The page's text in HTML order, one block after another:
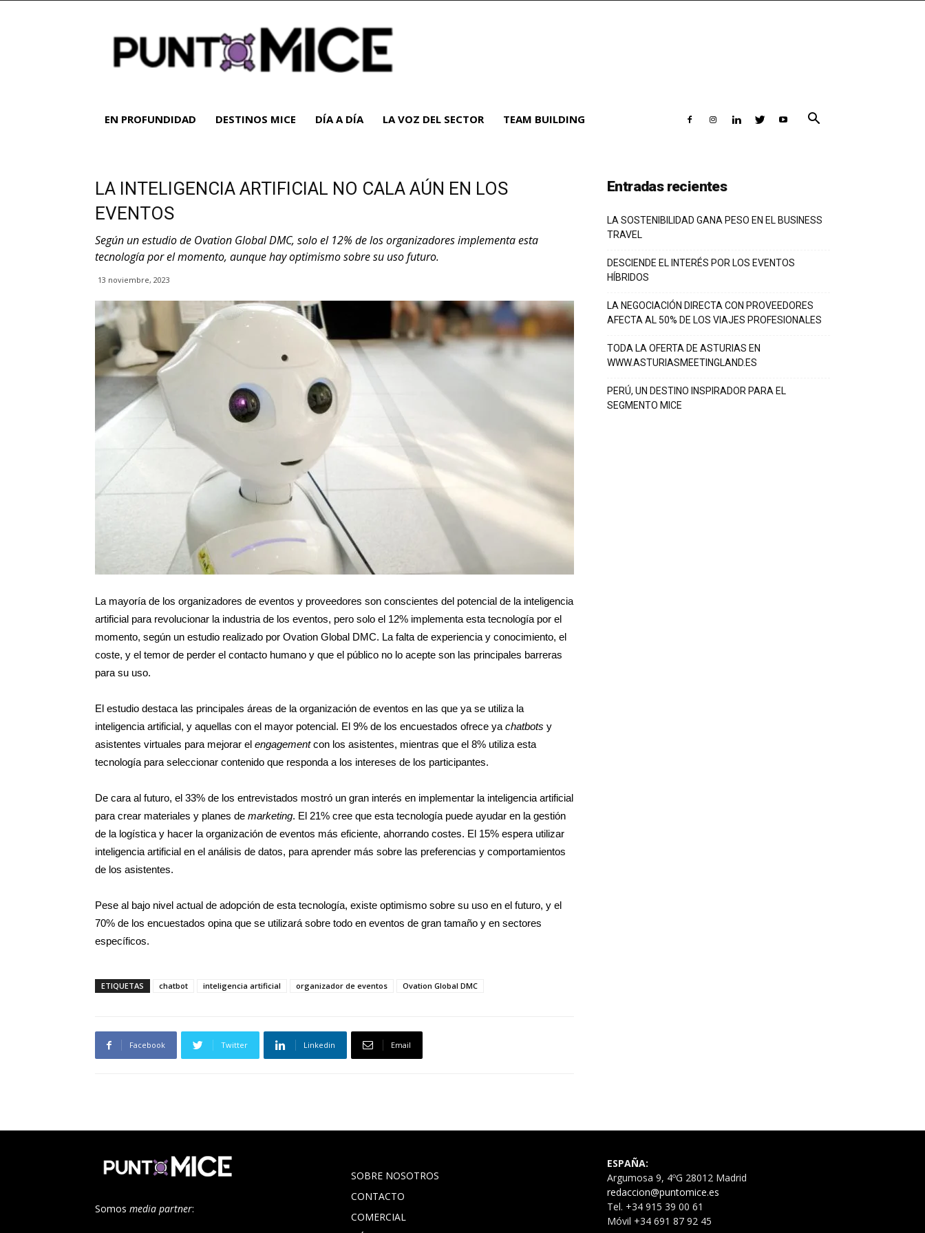
y
análisis
|
Turismo
EN PROFUNDIDAD DESTINOS MICE DÍA A DÍA LA VOZ DEL SECTOR TEAM BUILDING
LA INTELIGENCIA ARTIFICIAL NO CALA AÚN EN LOS
EVENTOS
Según un estudio de Ovation Global DMC, solo el 12% de los organizadores implementa esta
tecnología por el momento, aunque hay optimismo sobre su uso futuro.
13 noviembre, 2023
La mayoría de los organizadores de eventos y proveedores son conscientes del potencial de la inteligencia
artificial para revolucionar la industria de los eventos, pero solo el 12% implementa esta tecnología por el
momento, según un estudio realizado por Ovation Global DMC. La falta de experiencia y conocimiento, el
coste, y el temor de perder el contacto humano y que el público no lo acepte son las principales barreras
para su uso.
El estudio destaca las principales áreas de la organización de eventos en las que ya se utiliza la
inteligencia artificial, y aquellas con el mayor potencial. El 9% de los encuestados ofrece ya chatbots y
asistentes virtuales para mejorar el engagementcon los asistentes, mientras que el 8% utiliza esta
tecnología para seleccionar contenido que responda a los intereses de los participantes.
De cara al futuro, el 33% de los entrevistados mostró un gran interés en implementar la inteligencia artificial
para crear materiales y planes de marketing. El 21% cree que esta tecnología puede ayudar en la gestión
de la logística y hacer la organización de eventos más eficiente, ahorrando costes. El 15% espera utilizar
inteligencia artificial en el análisis de datos, para aprender más sobre las preferencias y comportamientos
de los asistentes.
Pese al bajo nivel actual de adopción de esta tecnología, existe optimismo sobre su uso en el futuro, y el
70% de los encuestados opina que se utilizará sobre todo en eventos de gran tamaño y en sectores
específicos.
ETIQUETAS chatbot inteligencia artificial organizador de eventos Ovation Global DMC
Facebook Twitter Linkedin Email
Entradas recientes
LA SOSTENIBILIDAD GANA PESO EN EL BUSINESS
TRAVEL
DESCIENDE EL INTERÉS POR LOS EVENTOS
HÍBRIDOS
LA NEGOCIACIÓN DIRECTA CON PROVEEDORES
AFECTA AL 50% DE LOS VIAJES PROFESIONALES
TODA LA OFERTA DE ASTURIAS EN
WWW.ASTURIASMEETINGLAND.ES
PERÚ, UN DESTINO INSPIRADOR PARA EL
SEGMENTO MICE
Somos media partner:
SOBRE NOSOTROS
CONTACTO
COMERCIAL
ESPAÑA:
Argumosa 9, 4ºG 28012 Madrid
redaccion@puntomice.es
Tel. +34 915 39 00 61
Móvil +34 691 87 92 45